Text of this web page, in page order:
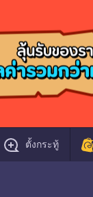
ตั้งกระทู้